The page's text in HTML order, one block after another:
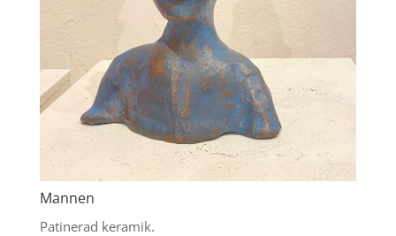
Mannen
Patinerad keramik.